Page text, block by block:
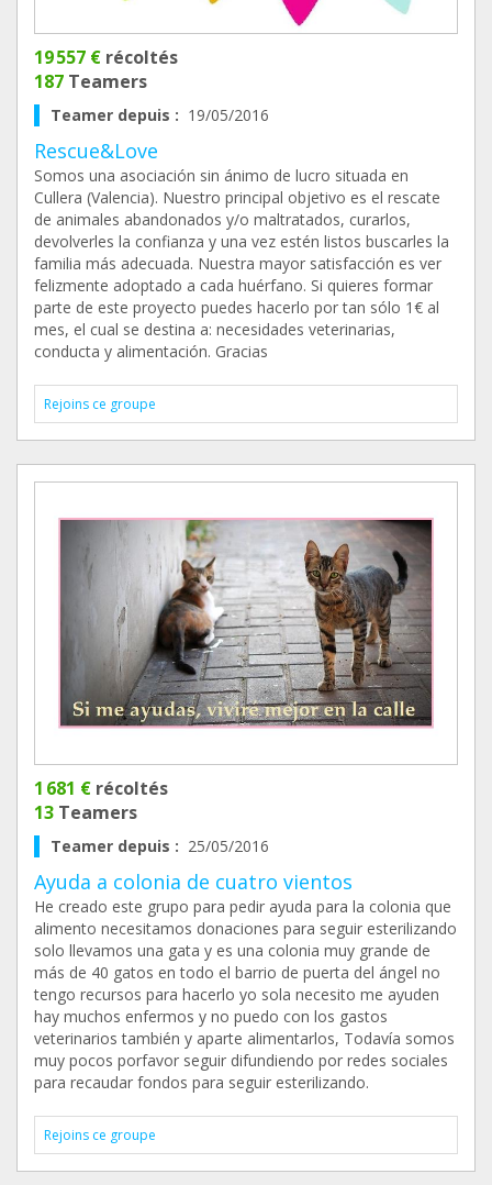
19 557 € récoltés
187 Teamers
Teamer depuis : 19/05/2016
Rescue&Love
Somos una asociación sin ánimo de lucro situada en
Cullera (Valencia). Nuestro principal objetivo es el rescate
de animales abandonados y/o maltratados, curarlos,
devolverles la confianza y una vez estén listos buscarles la
familia más adecuada. Nuestra mayor satisfacción es ver
felizmente adoptado a cada huérfano. Si quieres formar
parte de este proyecto puedes hacerlo por tan sólo 1€ al
mes, el cual se destina a: necesidades veterinarias,
conducta y alimentación. Gracias
Rejoins ce groupe
1 681 € récoltés
13 Teamers
Teamer depuis : 25/05/2016
Ayuda a colonia de cuatro vientos
He creado este grupo para pedir ayuda para la colonia que
alimento necesitamos donaciones para seguir esterilizando
solo llevamos una gata y es una colonia muy grande de
más de 40 gatos en todo el barrio de puerta del ángel no
tengo recursos para hacerlo yo sola necesito me ayuden
hay muchos enfermos y no puedo con los gastos
veterinarios también y aparte alimentarlos, Todavía somos
muy pocos porfavor seguir difundiendo por redes sociales
para recaudar fondos para seguir esterilizando.
Rejoins ce groupe